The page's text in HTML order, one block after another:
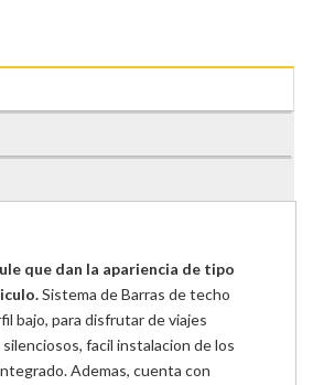
que dan la apariencia de tipo
Sistema de Barras de techo
bajo, para disfrutar de viajes
facil instalacion de los
Ademas, cuenta con